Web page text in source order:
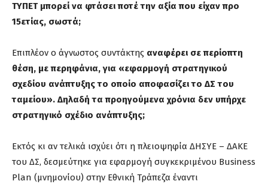
ΤΥΠΕΤ μπορεί να φτάσει ποτέ την αξία που είχαν προ
15ετίας, σωστά;
Επιπλέον ο άγνωστος συντάκτης αναφέρει σε περίοπτη
θέση, με περηφάνια, για «εφαρμογή στρατηγικού
σχεδίου ανάπτυξης το οποίο αποφασίζει το ΔΣ του
ταμείου». Δηλαδή τα προηγούμενα χρόνια δεν υπήρχε
στρατηγικό σχέδιο ανάπτυξης;
Εκτός κι αν τελικά ισχύει ότι η πλειοψηφία ΔΗΣΥΕ – ΔΑΚΕ
του ΔΣ, δεσμεύτηκε για εφαρμογή συγκεκριμένου Business
Plan (μνημονίου) στην Εθνική Τράπεζα έναντι